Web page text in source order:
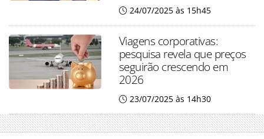
24/07/2025 às 15h45
Viagens corporativas:
pesquisa revela que preços
seguirão crescendo em
2026
23/07/2025 às 14h30